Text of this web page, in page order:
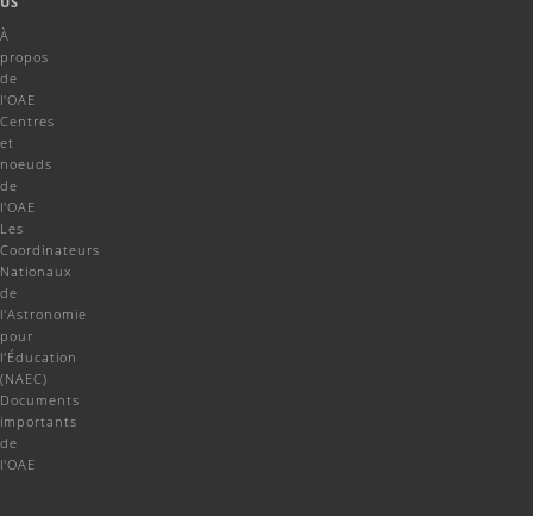
À
propos
de
l'OAE
Centres
et
noeuds
de
l'OAE
Les
Coordinateurs
Nationaux
de
l'Astronomie
pour
l'Éducation
(NAEC)
Documents
importants
de
l'OAE